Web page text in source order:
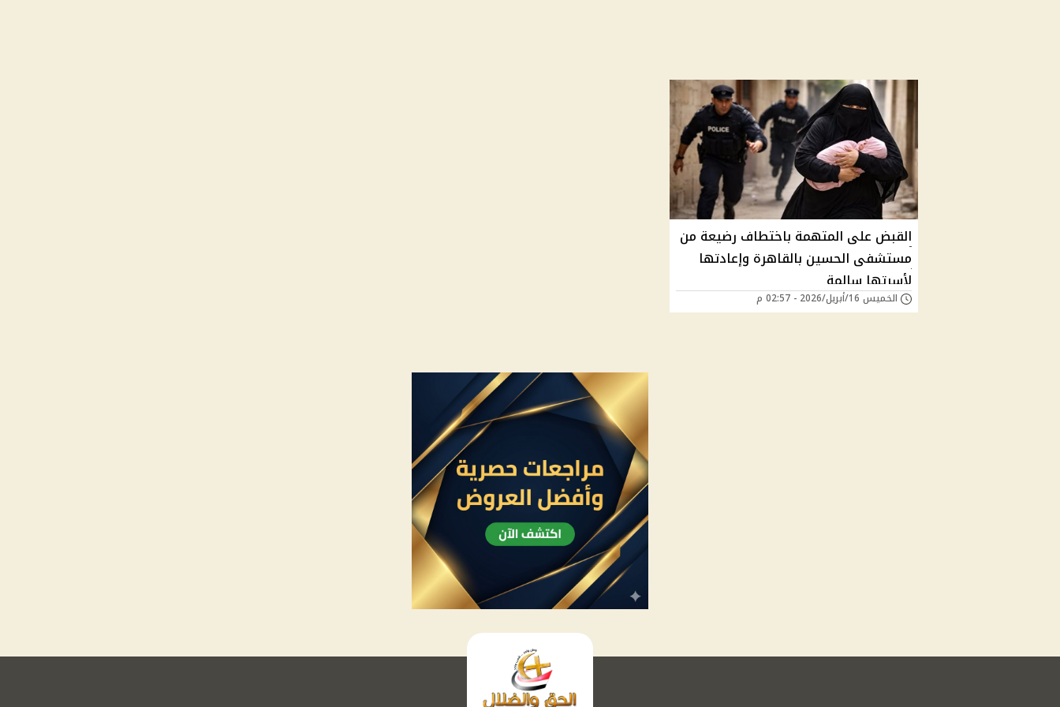
القبض على المتهمة باختطاف رضيعة من
مستشفى الحسين بالقاهرة وإعادتها
لأسرتها سالمة
الخميس 16/أبريل/2026 - 02:57 م